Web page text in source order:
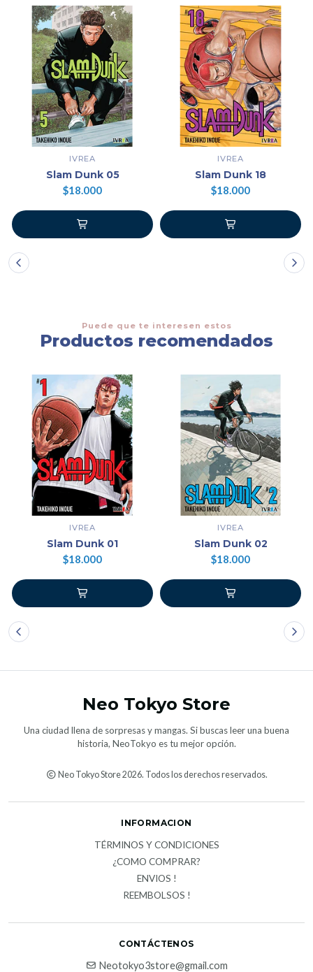
IVREA
Slam Dunk 05
$18.000
IVREA
Slam Dunk 18
$18.000
Puede que te interesen estos
Productos recomendados
IVREA
Slam Dunk 01
$18.000
IVREA
Slam Dunk 02
$18.000
Neo Tokyo Store
Una ciudad llena de sorpresas y mangas. Si buscas leer una buena
historia, NeoTokyo es tu mejor opción.
Neo Tokyo Store 2026. Todos los derechos reservados.
INFORMACION
TÉRMINOS Y CONDICIONES
¿COMO COMPRAR?
ENVIOS !
REEMBOLSOS !
CONTÁCTENOS
Neotokyo3store@gmail.com